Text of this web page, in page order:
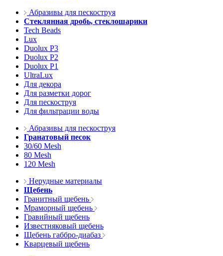
Абразивы для пескоструя
Стеклянная дробь, стеклошарики
Tech Beads
Lux
Duolux P3
Duolux P2
Duolux P1
UltraLux
Для декора
Для разметки дорог
Для пескоструя
Для фильтрации воды
Абразивы для пескоструя
Гранатовый песок
30/60 Mesh
80 Mesh
120 Mesh
Нерудные материалы
Щебень
Гранитный щебень
Мраморный щебень
Гравийный щебень
Известняковый щебень
Щебень габбро-диабаз
Кварцевый щебень